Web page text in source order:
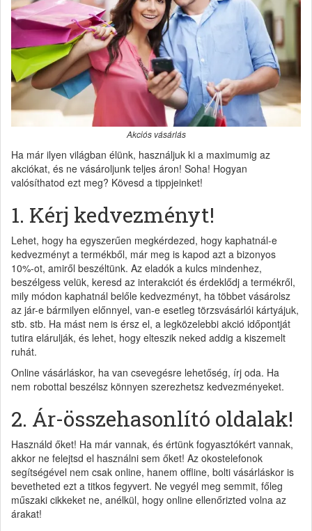
Akciós vásárlás
Ha már ilyen világban élünk, használjuk ki a maximumig az
akciókat, és ne vásároljunk teljes áron! Soha! Hogyan
valósíthatod ezt meg? Kövesd a tippjeinket!
1. Kérj kedvezményt!
Lehet, hogy ha egyszerűen megkérdezed, hogy kaphatnál-e
kedvezményt a termékből, már meg is kapod azt a bizonyos
10%-ot, amiről beszéltünk. Az eladók a kulcs mindenhez,
beszélgess velük, keresd az interakciót és érdeklődj a termékről,
mily módon kaphatnál belőle kedvezményt, ha többet vásárolsz
az jár-e bármilyen előnnyel, van-e esetleg törzsvásárlói kártyájuk,
stb. stb. Ha mást nem is érsz el, a legközelebbi akció időpontját
tutira elárulják, és lehet, hogy elteszik neked addig a kiszemelt
ruhát.
Online vásárláskor, ha van csevegésre lehetőség, írj oda. Ha
nem robottal beszélsz könnyen szerezhetsz kedvezményeket.
2. Ár-összehasonlító oldalak!
Használd őket! Ha már vannak, és értünk fogyasztókért vannak,
akkor ne felejtsd el használni sem őket! Az okostelefonok
segítségével nem csak online, hanem offline, bolti vásárláskor is
bevetheted ezt a titkos fegyvert. Ne vegyél meg semmit, főleg
műszaki cikkeket ne, anélkül, hogy online ellenőrizted volna az
árakat!